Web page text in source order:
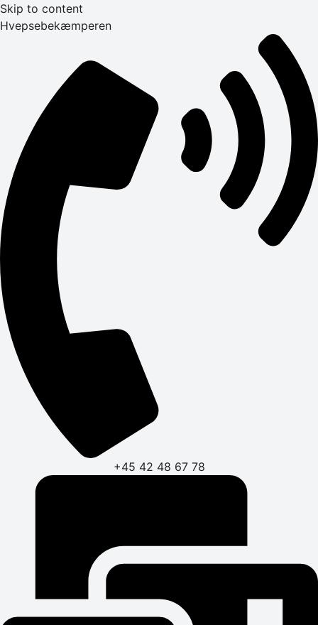
Skip to content
Hvepsebekæmperen
+45 42 48 67 78